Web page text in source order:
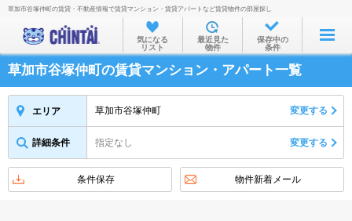
お部屋を探す
沿線・駅から
住所から
物件特集から
不動産会社から
草加市谷塚仲町の賃貸・不動産情報で賃貸マンション・賃貸アパートなど賃貸物件の部屋探し
気になる
リスト
最近見た
物件
保存中の
条件
草加市谷塚仲町の賃貸マンション・アパート一覧
エリア 草加市谷塚仲町 変更する
詳細条件 指定なし 変更する
条件保存 物件新着メール